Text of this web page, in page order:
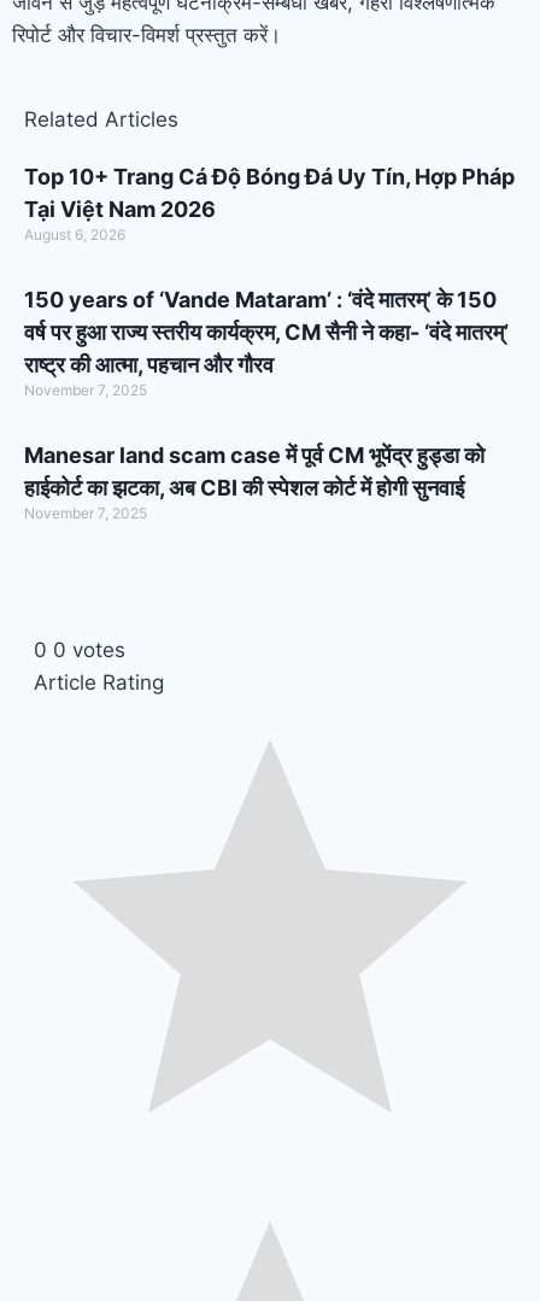
रिपोर्ट और विचार-विमर्श प्रस्तुत करें।
Related Articles
Top 10+ Trang Cá Độ Bóng Đá Uy Tín, Hợp Pháp
Tại Việt Nam 2026
August 6, 2026
150 years of ‘Vande Mataram’ : ‘वंदे मातरम्’ के 150
वर्ष पर हुआ राज्य स्तरीय कार्यक्रम, CM सैनी ने कहा- ‘वंदे मातरम्’
राष्ट्र की आत्मा, पहचान और गौरव
November 7, 2025
Manesar land scam case में पूर्व CM भूपेंद्र हुड्डा को
हाईकोर्ट का झटका, अब CBI की स्पेशल कोर्ट में होगी सुनवाई
November 7, 2025
0 0 votes
Article Rating